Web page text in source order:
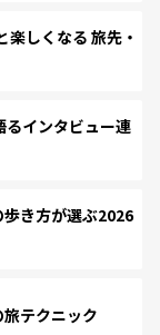
しくなる 旅先・
るインタビュー連
き方が選ぶ2026
テクニック